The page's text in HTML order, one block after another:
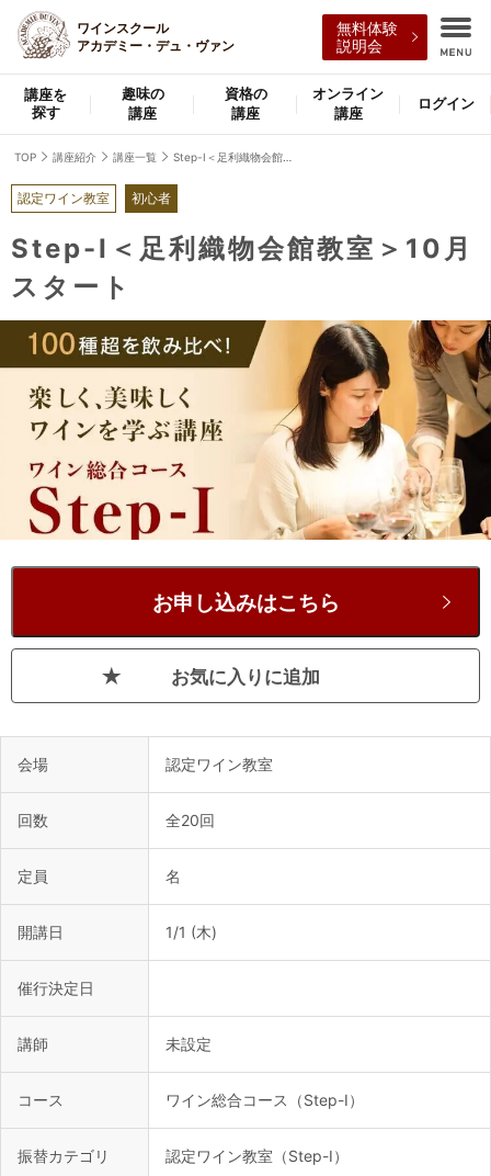
ワインスクール
アカデミー・デュ・ヴァン
無料体験
説明会
講座を
探す
趣味の
講座
資格の
講座
オンライン
講座
ログイン
TOP 講座紹介 講座一覧
認定ワイン教室 初心者
Step-Ⅰ＜足利織物会館教室＞10月
スタート
お気に入りに追加
お申し込みはこちら
会場 認定ワイン教室
回数 全20回
定員 名
開講日 1/1 (木)
催行決定日
講師 未設定
コース ワイン総合コース（Step-Ⅰ）
振替カテゴリ 認定ワイン教室（Step-Ⅰ）